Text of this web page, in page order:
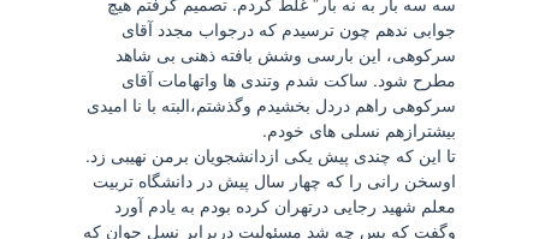
جوابی ندهم چون ترسیدم که درجواب مجدد آقای
سرکوهی، این بارسی وشش بافته ذهنی بی شاهد
مطرح شود. ساکت شدم وتندی ها واتهامات آقای
سرکوهی راهم دردل بخشیدم وگذشتم،البته با نا امیدی
بیشترازهم نسلی های خودم.
تا این که چندی پیش یکی ازدانشجویان برمن نهیبی زد.
اوسخن رانی را که چهار سال پیش در دانشگاه تربیت
معلم شهید رجایی درتهران کرده بودم به یادم آورد
وگفت که پس چه شد مسئولیت دربرابر نسل جوان که